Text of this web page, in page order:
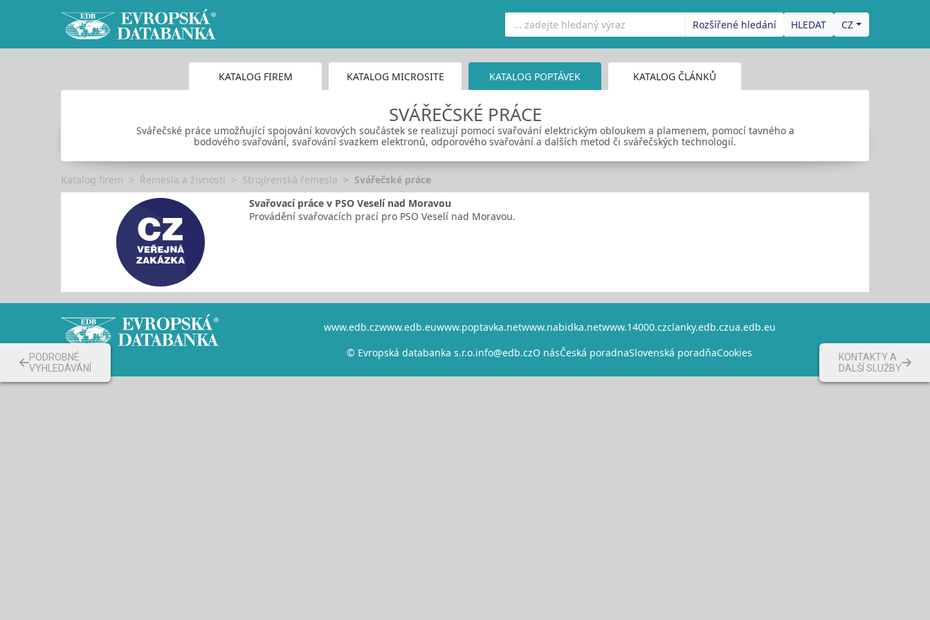
Rozšířené hledání CZ
KATALOG FIREM KATALOG MICROSITE KATALOG POPTÁVEK KATALOG ČLÁNKŮ
SVÁŘEČSKÉ PRÁCE
Svářečské práce umožňující spojování kovových součástek se realizují pomocí svařování elektrickým obloukem a plamenem, pomocí tavného a
bodového svařování, svařování svazkem elektronů, odporového svařování a dalších metod či svářečských technologií.
Katalog firem Řemesla a živnosti Strojírenská řemesla
Svářečské práce
Svařovací práce v PSO Veselí nad Moravou
Provádění svařovacích prací pro PSO Veselí nad Moravou.
www.edb.czwww.edb.euwww.poptavka.netwww.nabidka.netwww.14000.czclanky.edb.czua.edb.eu
© Evropská databanka s.r.o.info@edb.czO násČeská poradnaSlovenská poradňaCookies
KONTAKTY A
DALŠÍ SLUŽBY
PODROBNÉ
VYHLEDÁVÁNÍ